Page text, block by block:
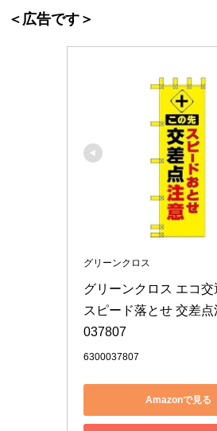
＜広告です＞
グリーンクロス
グリーンクロス エコ交
スピード落とせ 交差
037807
6300037807
Amazonで見る